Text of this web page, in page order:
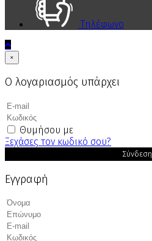
Τηλέφωνο
×
Ο λογαριασμός υπάρχει
Θυμήσου με
Ξεχάσες τον κωδικό σου?
Σύνδεση
Εγγραφή